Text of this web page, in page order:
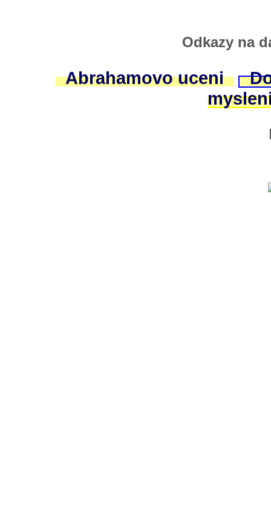
Odkazy na
Abrahamovo uceni